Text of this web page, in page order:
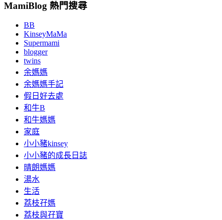
MamiBlog 熱門搜尋
BB
KinseyMaMa
Supermami
blogger
twins
余媽媽
余媽媽手記
假日好去處
和牛B
和牛媽媽
家庭
小小豬kinsey
小小豬的成長日誌
晴朗媽媽
湯水
生活
荔枝孖媽
荔枝與孖寶